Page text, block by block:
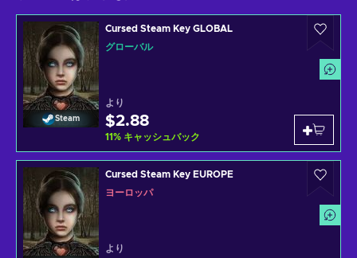
Steam
Cursed Steam Key GLOBAL
グローバル
より
$2.88
11% キャッシュバック
Cursed Steam Key EUROPE
ヨーロッパ
より